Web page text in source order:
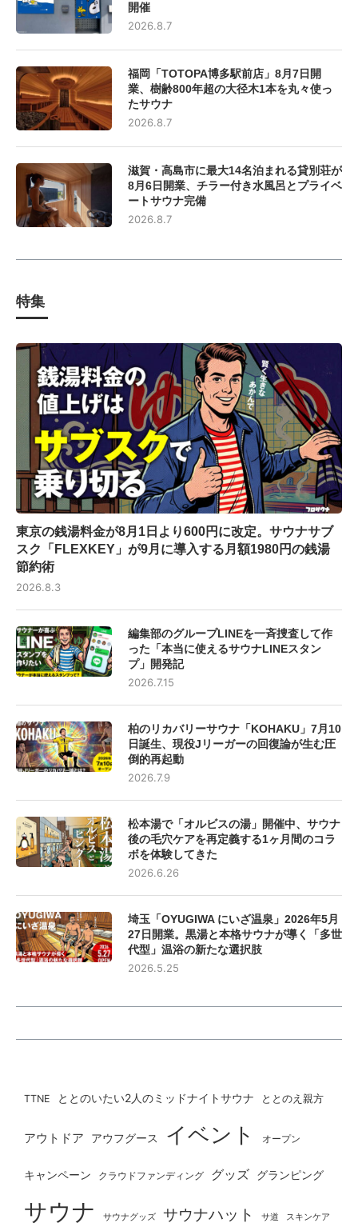
開催
2026.8.7
福岡「TOTOPA博多駅前店」8月7日開
業、樹齢800年超の大径木1本を丸々使っ
たサウナ
2026.8.7
滋賀・高島市に最大14名泊まれる貸別荘が
8月6日開業、チラー付き水風呂とプライベ
ートサウナ完備
2026.8.7
特集
東京の銭湯料金が8月1日より600円に改定。サウナサブ
スク「FLEXKEY」が9月に導入する月額1980円の銭湯
節約術
2026.8.3
編集部のグループLINEを一斉捜査して作
った「本当に使えるサウナLINEスタン
プ」開発記
2026.7.15
柏のリカバリーサウナ「KOHAKU」7月10
日誕生、現役Jリーガーの回復論が生む圧
倒的再起動
2026.7.9
松本湯で「オルビスの湯」開催中、サウナ
後の毛穴ケアを再定義する1ヶ月間のコラ
ボを体験してきた
2026.6.26
埼玉「OYUGIWA にいざ温泉」2026年5月
27日開業。黒湯と本格サウナが導く「多世
代型」温浴の新たな選択肢
2026.5.25
TTNE ととのいたい2人のミッドナイトサウナ ととのえ親方
アウトドア アウフグース イベント オープン
キャンペーン クラウドファンディング グッズ グランピング
サウナ サウナグッズ サウナハット サ道 スキンケア